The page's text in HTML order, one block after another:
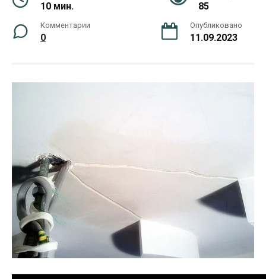
10 мин. 85
Комментарии
0
Опубликовано
11.09.2023